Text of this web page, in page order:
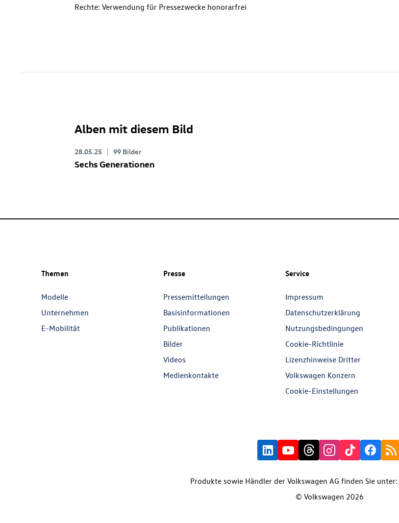
Rechte: Verwendung für Pressezwecke honorarfrei
Alben mit diesem Bild
28.05.25 99 Bilder
Sechs Generationen
Themen
Modelle
Unternehmen
E-Mobilität
Presse
Pressemitteilungen
Basisinformationen
Publikationen
Bilder
Videos
Medienkontakte
Service
Impressum
Datenschutzerklärung
Nutzungsbedingungen
Cookie-Richtlinie
Lizenzhinweise Dritter
Volkswagen Konzern
Cookie-Einstellungen
Produkte sowie Händler der Volkswagen AG finden Sie unter:
© Volkswagen 2026